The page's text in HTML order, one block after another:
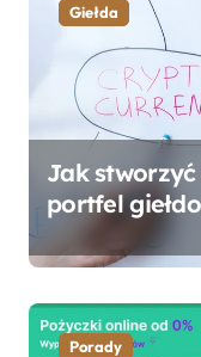
Giełda
Jak
portfel
Porady